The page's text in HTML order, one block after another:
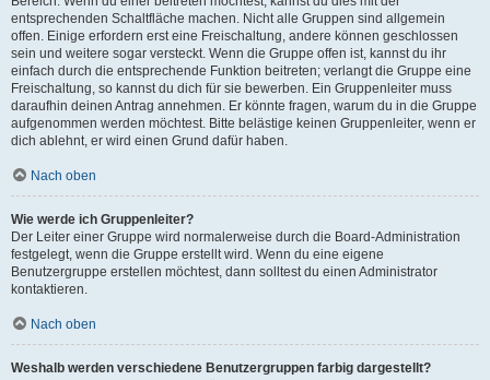
entsprechenden Schaltfläche machen. Nicht alle Gruppen sind allgemein
offen. Einige erfordern erst eine Freischaltung, andere können geschlossen
sein und weitere sogar versteckt. Wenn die Gruppe offen ist, kannst du ihr
einfach durch die entsprechende Funktion beitreten; verlangt die Gruppe eine
Freischaltung, so kannst du dich für sie bewerben. Ein Gruppenleiter muss
daraufhin deinen Antrag annehmen. Er könnte fragen, warum du in die Gruppe
aufgenommen werden möchtest. Bitte belästige keinen Gruppenleiter, wenn er
dich ablehnt, er wird einen Grund dafür haben.
Nach oben
Wie werde ich Gruppenleiter?
Der Leiter einer Gruppe wird normalerweise durch die Board-Administration
festgelegt, wenn die Gruppe erstellt wird. Wenn du eine eigene
Benutzergruppe erstellen möchtest, dann solltest du einen Administrator
kontaktieren.
Nach oben
Weshalb werden verschiedene Benutzergruppen farbig dargestellt?